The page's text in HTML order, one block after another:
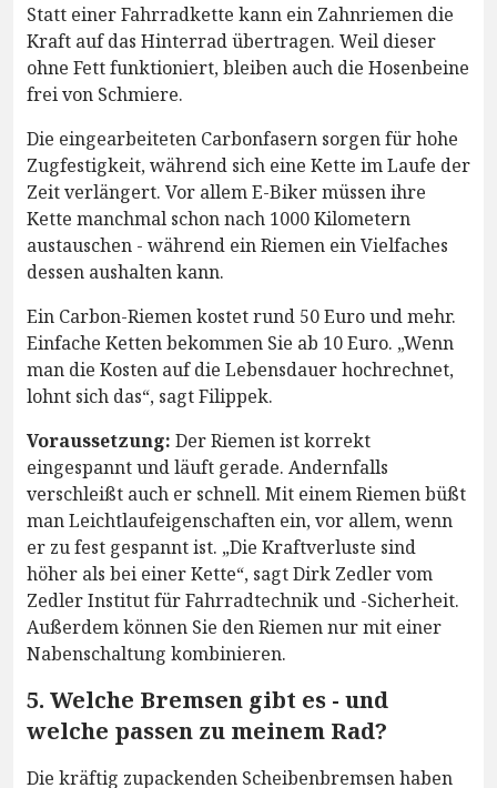
Statt einer Fahrradkette kann ein Zahnriemen die
Kraft auf das Hinterrad übertragen. Weil dieser
ohne Fett funktioniert, bleiben auch die Hosenbeine
frei von Schmiere.
Die eingearbeiteten Carbonfasern sorgen für hohe
Zugfestigkeit, während sich eine Kette im Laufe der
Zeit verlängert. Vor allem E-Biker müssen ihre
Kette manchmal schon nach 1000 Kilometern
austauschen - während ein Riemen ein Vielfaches
dessen aushalten kann.
Ein Carbon-Riemen kostet rund 50 Euro und mehr.
Einfache Ketten bekommen Sie ab 10 Euro. „Wenn
man die Kosten auf die Lebensdauer hochrechnet,
lohnt sich das“, sagt Filippek.
Voraussetzung: Der Riemen ist korrekt
eingespannt und läuft gerade. Andernfalls
verschleißt auch er schnell. Mit einem Riemen büßt
man Leichtlaufeigenschaften ein, vor allem, wenn
er zu fest gespannt ist. „Die Kraftverluste sind
höher als bei einer Kette“, sagt Dirk Zedler vom
Zedler Institut für Fahrradtechnik und -Sicherheit.
Außerdem können Sie den Riemen nur mit einer
Nabenschaltung kombinieren.
5. Welche Bremsen gibt es - und
welche passen zu meinem Rad?
Die kräftig zupackenden Scheibenbremsen haben